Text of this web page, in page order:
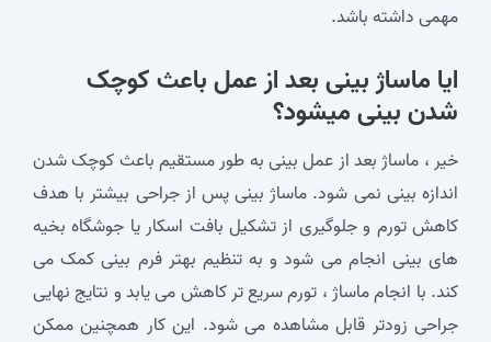
مهمی داشته باشد.
ایا ماساژ بینی بعد از عمل باعث کوچک
شدن بینی میشود؟
خیر ، ماساژ بعد از عمل بینی به‌ طور مستقیم باعث کوچک شدن
اندازه بینی نمی‌ شود. ماساژ بینی پس از جراحی بیشتر با هدف
کاهش تورم و جلوگیری از تشکیل بافت اسکار یا جوشگاه بخیه
های بینی انجام می‌ شود و به تنظیم بهتر فرم بینی کمک می‌
کند. با انجام ماساژ ، تورم سریع‌ تر کاهش می‌ یابد و نتایج نهایی
جراحی زودتر قابل مشاهده می‌ شود. این کار همچنین ممکن